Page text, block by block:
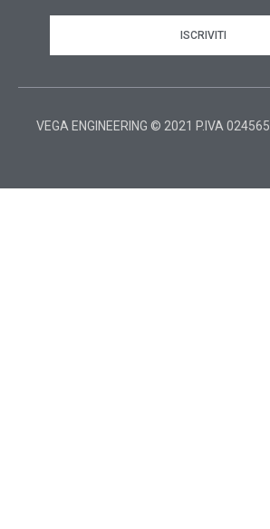
ISCRIVITI
VEGA ENGINEERING © 2021 P.IVA